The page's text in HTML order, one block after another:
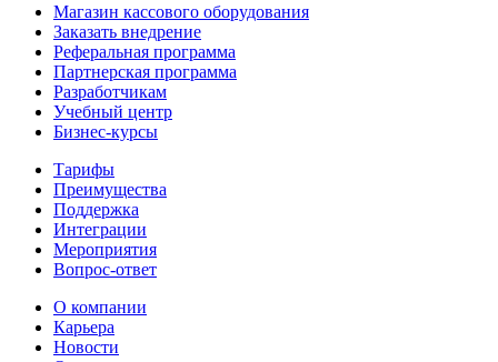
Магазин кассового оборудования
Заказать внедрение
Реферальная программа
Партнерская программа
Разработчикам
Учебный центр
Бизнес‑курсы
Тарифы
Преимущества
Поддержка
Интеграции
Мероприятия
Вопрос-ответ
О компании
Карьера
Новости